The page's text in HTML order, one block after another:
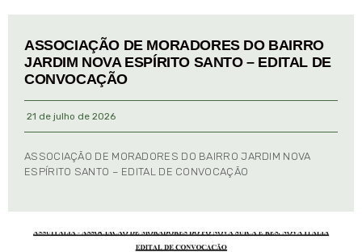
ASSOCIAÇÃO DE MORADORES DO BAIRRO
JARDIM NOVA ESPÍRITO SANTO – EDITAL DE
CONVOCAÇÃO
21 de julho de 2026
ASSOCIAÇÃO DE MORADORES DO BAIRRO JARDIM NOVA
ESPÍRITO SANTO – EDITAL DE CONVOCAÇÃO